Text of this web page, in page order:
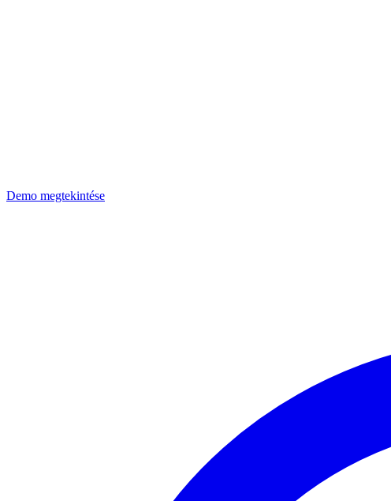
Demo megtekintése